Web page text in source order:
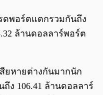
ดพอร์ตแตกรวมกันถึง
ล้านดอลลาร์พอร์ต
ยหายต่างกันมากนัก
ง 106.41 ล้านดอลลาร์